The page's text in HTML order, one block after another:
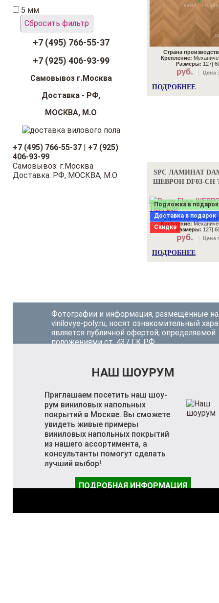
Страна
Крепление:
Размеры: 127|
руб. Цена
ПОДРОБНЕЕ
SPC ЛАМИНАТ
ШЕВРОН DF03-
Подложка в подарок
Доставка в подарок
Скидка
Страна
Крепление:
Размеры: 127|
руб. Цена
ПОДРОБНЕЕ
5 мм
Сбросить фильтр
+7 (495) 766-55-37
+7 (925) 406-93-99
Самовывоз г.Москва
Доставка - РФ,
МОСКВА, М.О
+7 (495) 766-55-37 | +7 (925)
406-93-99
Самовывоз: г.Москва
Доставка: РФ, МОСКВА, М.О
Фотографии и информация, размещённые на
vinilovye-poly.ru, носят ознакомительный
является публичной офертой, определяемой
положениями ст. 437 ГК РФ.
НАШ ШОУРУМ
Приглашаем посетить наш шоу-
рум виниловых напольных
покрытий в Москве. Вы сможете
увидеть живые примеры
виниловых напольных покрытий
из нашего ассортимента, а
консультанты помогут сделать
лучший выбор!
ПОДРОБНАЯ ИНФОРМАЦИЯ